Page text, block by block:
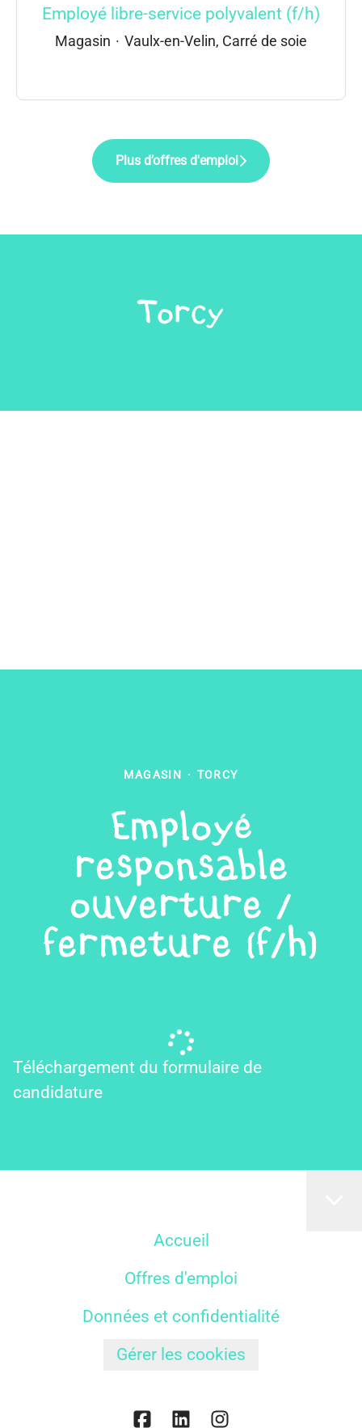
Employé libre-service polyvalent (f/h)
Magasin · Vaulx-en-Velin, Carré de soie
Plus d’offres d'emploi
Torcy
MAGASIN · TORCY
Employé
responsable
ouverture /
fermeture (f/h)
Téléchargement du formulaire de
candidature
Accueil
Offres d'emploi
Données et confidentialité
Gérer les cookies